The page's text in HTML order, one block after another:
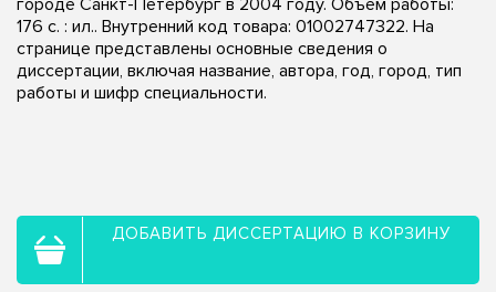
176 с. : ил.. Внутренний код товара: 01002747322. На
странице представлены основные сведения о
диссертации, включая название, автора, год, город, тип
работы и шифр специальности.
ДОБАВИТЬ ДИССЕРТАЦИЮ В КОРЗИНУ